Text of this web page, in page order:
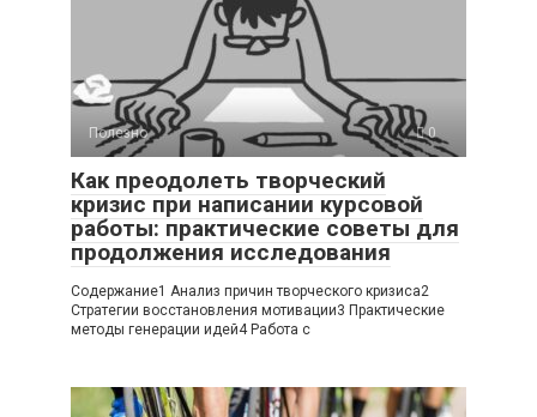
Полезно 0
Как преодолеть творческий
кризис при написании курсовой
работы: практические советы для
продолжения исследования
Содержание1 Анализ причин творческого кризиса2
Стратегии восстановления мотивации3 Практические
методы генерации идей4 Работа с